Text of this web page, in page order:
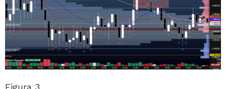
Figura 3